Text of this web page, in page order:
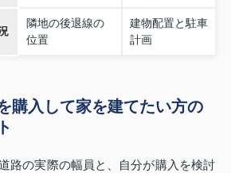
隣地の後退線の
位置
建物配置と駐車
計画
購入して家を建てたい方の
路の実際の幅員と、自分が購入を検討